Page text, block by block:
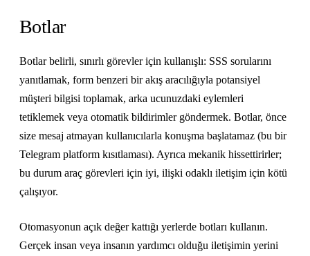
Botlar
Botlar belirli, sınırlı görevler için kullanışlı: SSS sorularını
yanıtlamak, form benzeri bir akış aracılığıyla potansiyel
müşteri bilgisi toplamak, arka ucunuzdaki eylemleri
tetiklemek veya otomatik bildirimler göndermek. Botlar, önce
size mesaj atmayan kullanıcılarla konuşma başlatamaz (bu bir
Telegram platform kısıtlaması). Ayrıca mekanik hissettirirler;
bu durum araç görevleri için iyi, ilişki odaklı iletişim için kötü
çalışıyor.
Otomasyonun açık değer kattığı yerlerde botları kullanın.
Gerçek insan veya insanın yardımcı olduğu iletişimin yerini